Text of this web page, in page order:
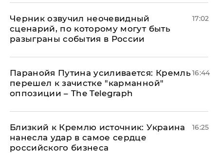
Черник озвучил неочевидный
сценарий, по которому могут быть
разыграны события в России
17:02
Паранойя Путина усиливается: Кремль
перешел к зачистке "карманной"
оппозиции – The Telegraph
16:44
Близкий к Кремлю источник: Украина
нанесла удар в самое сердце
российского бизнеса
16:25